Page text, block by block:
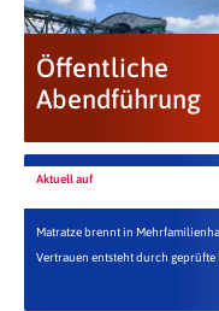
Öffentliche
Abendführung
Aktuell auf
Matratze brennt in
Vertrauen entsteht durch